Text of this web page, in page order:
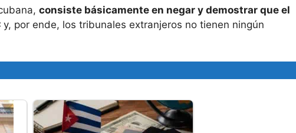
consiste básicamente en negar y demostrar que el
y, por ende, los tribunales extranjeros no tienen ningún